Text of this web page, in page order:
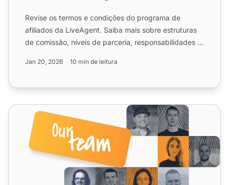
Revise os termos e condições do programa de
afiliados da LiveAgent. Saiba mais sobre estruturas
de comissão, níveis de parceria, responsabilidades e
Jan 20, 2026 10 min de leitura
Termos e Condições